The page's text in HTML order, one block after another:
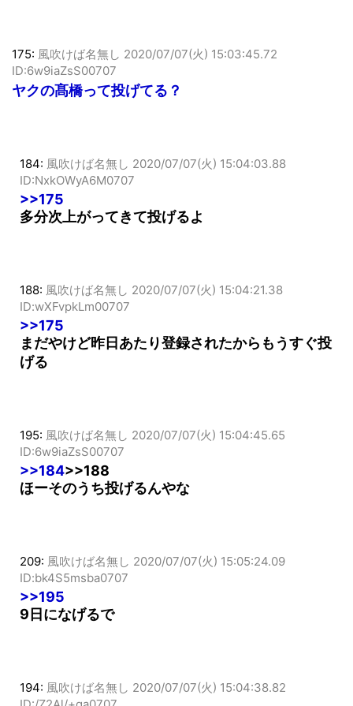
175: 風吹けば名無し 2020/07/07(火) 15:03:45.72
ID:6w9iaZsS00707
ヤクの髙橋って投げてる？
184: 風吹けば名無し 2020/07/07(火) 15:04:03.88
ID:NxkOWyA6M0707
>>175
多分次上がってきて投げるよ
188: 風吹けば名無し 2020/07/07(火) 15:04:21.38
ID:wXFvpkLm00707
>>175
まだやけど昨日あたり登録されたからもうすぐ投
げる
195: 風吹けば名無し 2020/07/07(火) 15:04:45.65
ID:6w9iaZsS00707
>>184>>188
ほーそのうち投げるんやな
209: 風吹けば名無し 2020/07/07(火) 15:05:24.09
ID:bk4S5msba0707
>>195
9日になげるで
194: 風吹けば名無し 2020/07/07(火) 15:04:38.82